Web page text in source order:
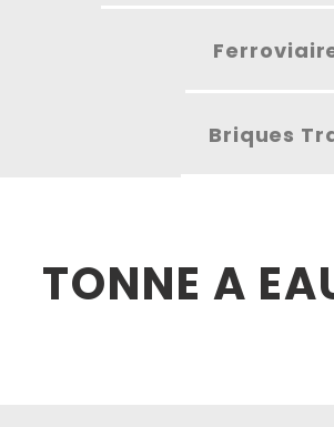
Briques
TONNE A